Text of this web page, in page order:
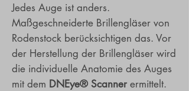
Jedes Auge ist anders.
Maßgeschneiderte Brillengläser von
Rodenstock berücksichtigen das. Vor
der Herstellung der Brillengläser wird
die individuelle Anatomie des Auges
mit dem DNEye® Scanner ermittelt.